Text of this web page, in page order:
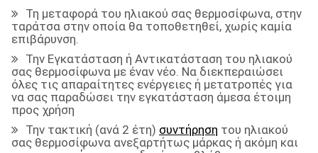
Τη μεταφορά του ηλιακού σας θερμοσίφωνα, στην
ταράτσα στην οποία θα τοποθετηθεί, χωρίς καμία
επιβάρυνση.
Την Εγκατάσταση ή Αντικατάσταση του ηλιακού
σας θερμοσίφωνα με έναν νέο. Να διεκπεραιώσει
όλες τις απαραίτητες ενέργειες ή μετατροπές για
να σας παραδώσει την εγκατάσταση άμεσα έτοιμη
προς χρήση
Την τακτική (ανά 2 έτη) συντήρηση του ηλιακού
σας θερμοσίφωνα ανεξαρτήτως μάρκας ή ακόμη και